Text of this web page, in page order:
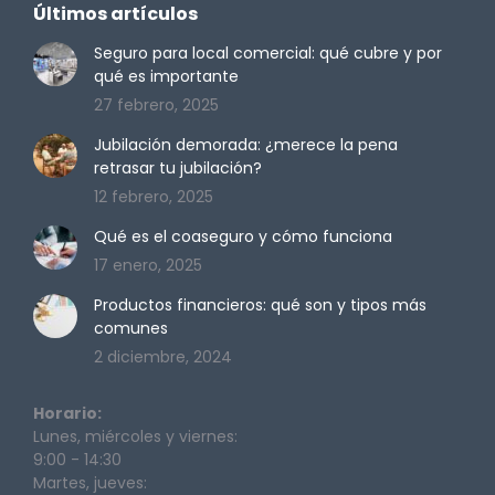
opens
in
new
window
opens
in
new
window
opens
in
new
window
opens
in
new
window
Últimos artículos
Seguro para local comercial: qué cubre y por
qué es importante
27 febrero, 2025
Jubilación demorada: ¿merece la pena
retrasar tu jubilación?
12 febrero, 2025
Qué es el coaseguro y cómo funciona
17 enero, 2025
Productos financieros: qué son y tipos más
comunes
2 diciembre, 2024
Horario:
Lunes, miércoles y viernes:
9:00 - 14:30
Martes, jueves: